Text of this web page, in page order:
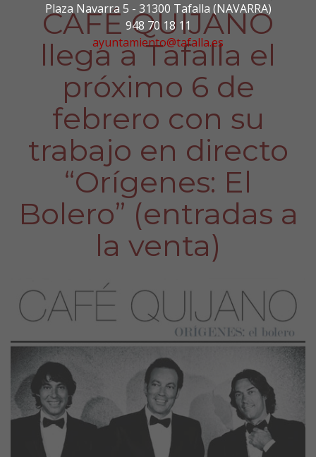
Plaza Navarra 5 - 31300 Tafalla (NAVARRA)
948 70 18 11
ayuntamiento@tafalla.es
CAFÉ QUIJANO
llega a Tafalla el
próximo 6 de
febrero con su
trabajo en directo
“Orígenes: El
Bolero” (entradas a
la venta)